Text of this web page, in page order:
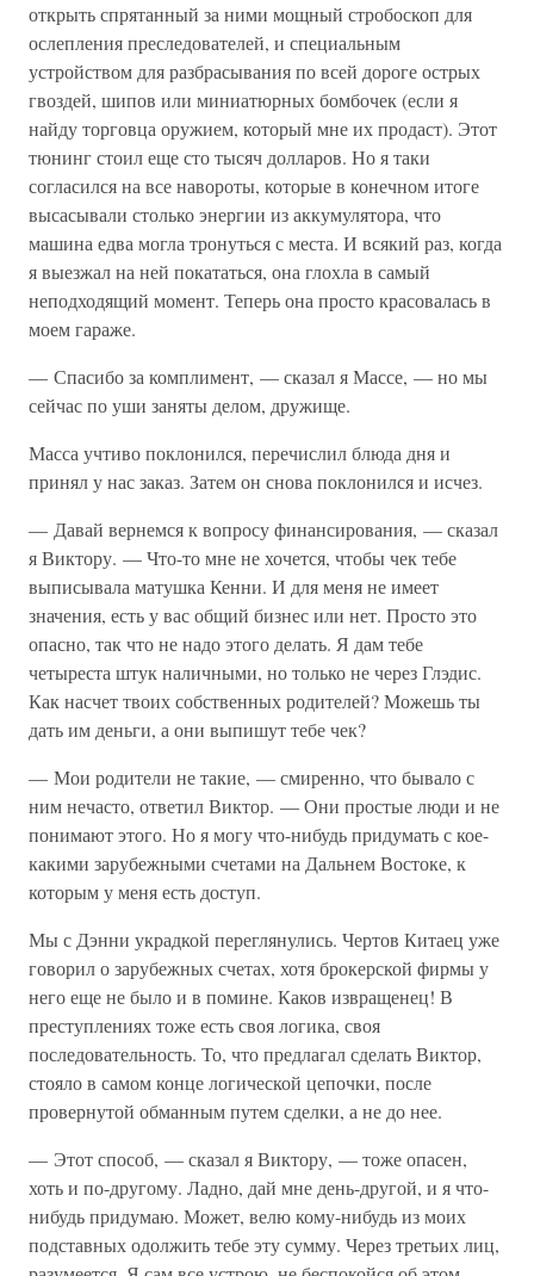
открыть спрятанный за ними мощный стробоскоп для
ослепления преследователей, и специальным
устройством для разбрасывания по всей дороге острых
гвоздей, шипов или миниатюрных бомбочек (если я
найду торговца оружием, который мне их продаст). Этот
тюнинг стоил еще сто тысяч долларов. Но я таки
согласился на все навороты, которые в конечном итоге
высасывали столько энергии из аккумулятора, что
машина едва могла тронуться с места. И всякий раз, когда
я выезжал на ней покататься, она глохла в самый
неподходящий момент. Теперь она просто красовалась в
моем гараже.
— Спасибо за комплимент, — сказал я Массе, — но мы
сейчас по уши заняты делом, дружище.
Масса учтиво поклонился, перечислил блюда дня и
принял у нас заказ. Затем он снова поклонился и исчез.
— Давай вернемся к вопросу финансирования, — сказал
я Виктору. — Что-то мне не хочется, чтобы чек тебе
выписывала матушка Кенни. И для меня не имеет
значения, есть у вас общий бизнес или нет. Просто это
опасно, так что не надо этого делать. Я дам тебе
четыреста штук наличными, но только не через Глэдис.
Как насчет твоих собственных родителей? Можешь ты
дать им деньги, а они выпишут тебе чек?
— Мои родители не такие, — смиренно, что бывало с
ним нечасто, ответил Виктор. — Они простые люди и не
понимают этого. Но я могу что-нибудь придумать с кое-
какими зарубежными счетами на Дальнем Востоке, к
которым у меня есть доступ.
Мы с Дэнни украдкой переглянулись. Чертов Китаец уже
говорил о зарубежных счетах, хотя брокерской фирмы у
него еще не было и в помине. Каков извращенец! В
преступлениях тоже есть своя логика, своя
последовательность. То, что предлагал сделать Виктор,
стояло в самом конце логической цепочки, после
провернутой обманным путем сделки, а не до нее.
— Этот способ, — сказал я Виктору, — тоже опасен,
хоть и по-другому. Ладно, дай мне день-другой, и я что-
нибудь придумаю. Может, велю кому-нибудь из моих
подставных одолжить тебе эту сумму. Через третьих лиц,